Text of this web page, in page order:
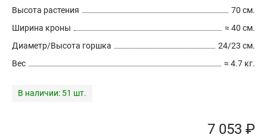
70 см.
Высота растения
≈ 40 см.
Ширина кроны
24/23 см.
Диаметр/Высота горшка
≈ 4.7 кг.
Вес
В наличии: 51 шт.
7 053 ₽